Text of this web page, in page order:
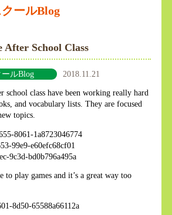
ールBlog
After School Class
ルBlog 2018.11.21
school class have been working really hard
and vocabulary lists. They are focused
topics.
to play games and it’s a great way too